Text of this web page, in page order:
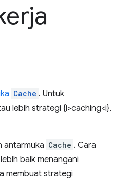
Cache . Untuk
lebih strategi {i>caching<i},
antarmuka Cache . Cara
baik menangani
membuat strategi